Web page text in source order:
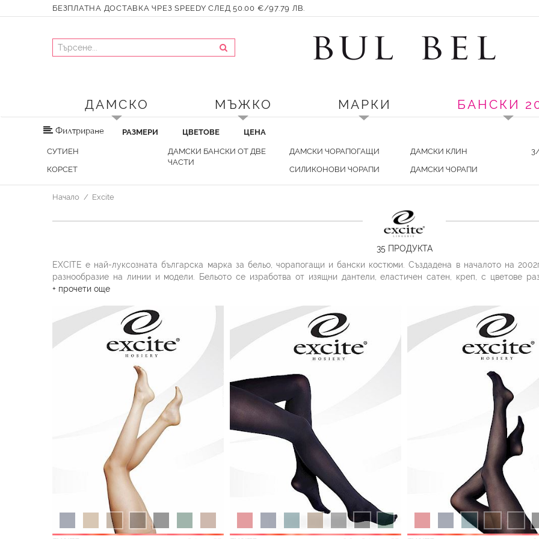
БЕЗПЛАТНА ДОСТАВКА ЧРЕЗ SPEEDY СЛЕД 50.00 €/97.79 ЛВ.
ДАМСКО МЪЖКО МАРКИ БАНСКИ
Филтриране РАЗМЕРИ ЦВЕТОВЕ ЦЕНА
СУТИЕН
КОРСЕТ
ДАМСКИ БАНСКИ ОТ ДВЕ
ЧАСТИ
ДАМСКИ ЧОРАПОГАЩИ
СИЛИКОНОВИ ЧОРАПИ
ДАМСКИ КЛИН
ДАМСКИ ЧОРАПИ
Начало Excite
35 ПРОДУКТА
EXCITE е най-луксозната българска марка за бельо, чорапогащи и бански костюми. Създадена в началото на
разнообразие на линии и модели. Бельото се изработва от изящни дантели, еластичен сатен, креп, с цветове
костюми се създават по най-актуалните модни тенденции. В колекция чорапогащи ще откриете любимите си
+ прочети още